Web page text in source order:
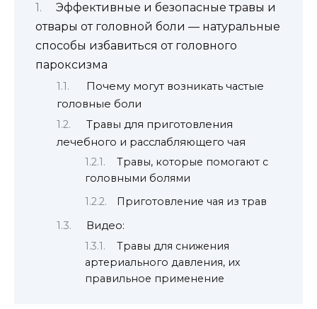
Эффективные и безопасные травы и
отвары от головной боли — натуральные
способы избавиться от головного
пароксизма
Почему могут возникать частые
головные боли
Травы для приготовления
лечебного и расслабляющего чая
Травы, которые помогают с
головными болями
Приготовление чая из трав
Видео:
Травы для снижения
артериального давления, их
правильное применение